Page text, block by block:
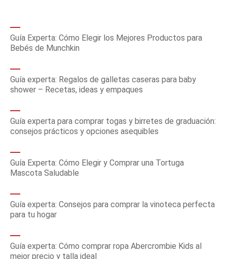
Guía Experta: Cómo Elegir los Mejores Productos para
Bebés de Munchkin
Guía experta: Regalos de galletas caseras para baby
shower – Recetas, ideas y empaques
Guía experta para comprar togas y birretes de graduación:
consejos prácticos y opciones asequibles
Guía Experta: Cómo Elegir y Comprar una Tortuga
Mascota Saludable
Guía experta: Consejos para comprar la vinoteca perfecta
para tu hogar
Guía experta: Cómo comprar ropa Abercrombie Kids al
mejor precio y talla ideal